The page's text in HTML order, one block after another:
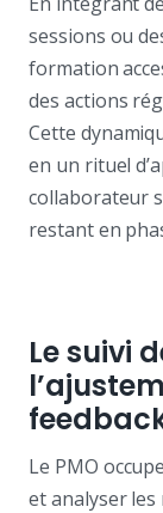
sessions ou
formation
des actions
Cette
en un rituel
collaborateur
restant en
Le suivi
Le PMO
et analyser les